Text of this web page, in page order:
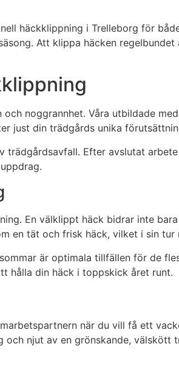
häckklippning i Trelleborg för
Att klippa häcken
noggrannhet. Våra utbildade
just din trädgårds unika
Efter avslutat
En välklippt häck bidrar inte
en tät och frisk häck, vilket i sin
är optimala tillfällen för de
hålla din häck i toppskick året runt.
när du vill få ett
njut av en grönskande, välskött